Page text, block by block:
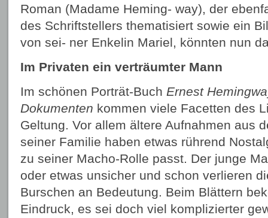
Roman (Madame Heming- way), der
des Schriftstellers thematisiert sowie ein
von sei- ner Enkelin Mariel, könnten nun
Im Privaten ein verträumter Mann
Im schönen Porträt-Buch Ernest
Dokumenten kommen viele Facetten des
Geltung. Vor allem ältere Aufnahmen aus
seiner Familie haben etwas rührend
zu seiner Macho-Rolle passt. Der junge
oder etwas unsicher und schon verlieren
Burschen an Bedeutung. Beim Blättern
Eindruck, es sei doch viel komplizierter